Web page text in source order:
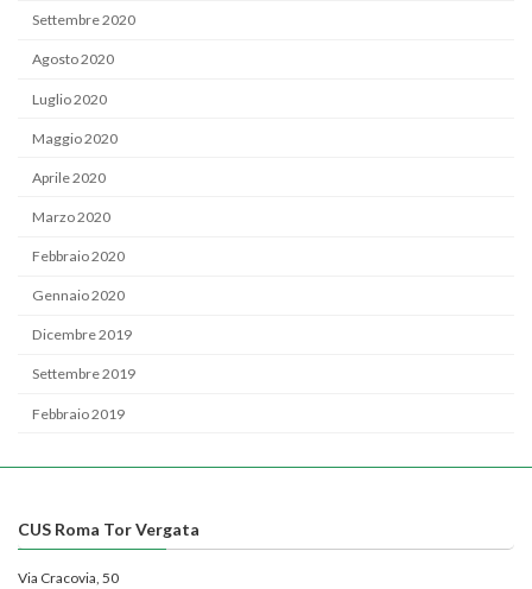
Settembre 2020
Agosto 2020
Luglio 2020
Maggio 2020
Aprile 2020
Marzo 2020
Febbraio 2020
Gennaio 2020
Dicembre 2019
Settembre 2019
Febbraio 2019
CUS Roma Tor Vergata
Via Cracovia, 50